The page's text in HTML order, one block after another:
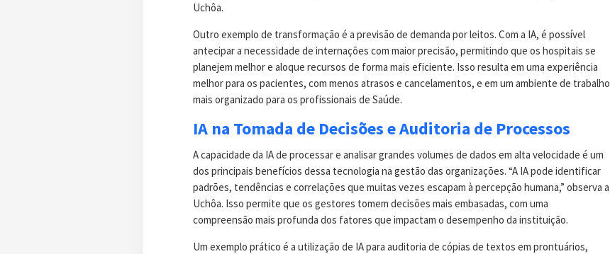
Uchôa.
Outro exemplo de transformação é a previsão de demanda por leitos. Com a IA, é possível
antecipar a necessidade de internações com maior precisão, permitindo que os hospitais se
planejem melhor e aloque recursos de forma mais eficiente. Isso resulta em uma experiência
melhor para os pacientes, com menos atrasos e cancelamentos, e em um ambiente de trabalho
mais organizado para os profissionais de Saúde.
IA na Tomada de Decisões e Auditoria de Processos
A capacidade da IA de processar e analisar grandes volumes de dados em alta velocidade é um
dos principais benefícios dessa tecnologia na gestão das organizações. “A IA pode identificar
padrões, tendências e correlações que muitas vezes escapam à percepção humana,” observa a
Uchôa. Isso permite que os gestores tomem decisões mais embasadas, com uma
compreensão mais profunda dos fatores que impactam o desempenho da instituição.
Um exemplo prático é a utilização de IA para auditoria de cópias de textos em prontuários,